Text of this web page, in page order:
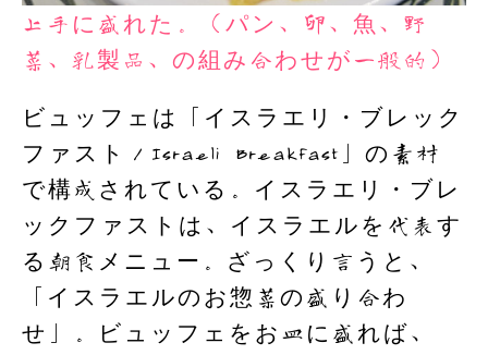
上手に盛れた。（パン、卵、魚、野
菜、乳製品、の組み合わせが一般的）
ビュッフェは「イスラエリ・ブレック
ファスト／Israeli Breakfast」の素材
で構成されている。イスラエリ・ブレ
ックファストは、イスラエルを代表す
る朝食メニュー。ざっくり言うと、
「イスラエルのお惣菜の盛り合わ
せ」。ビュッフェをお皿に盛れば、